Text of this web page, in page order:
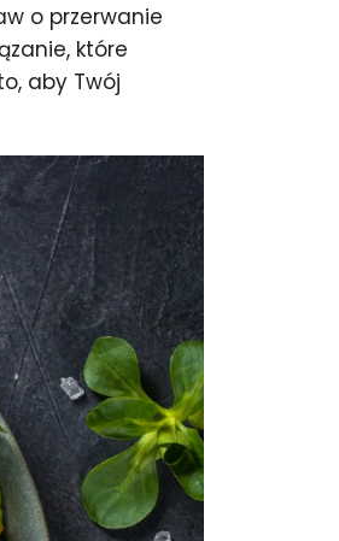
o przerwanie
które
aby Twój